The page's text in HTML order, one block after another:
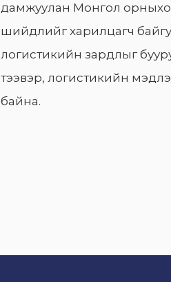
дамжуулан Монгол
шийдлийг харилцагч
логистикийн зардлыг
тээвэр, логистикийн
байна.